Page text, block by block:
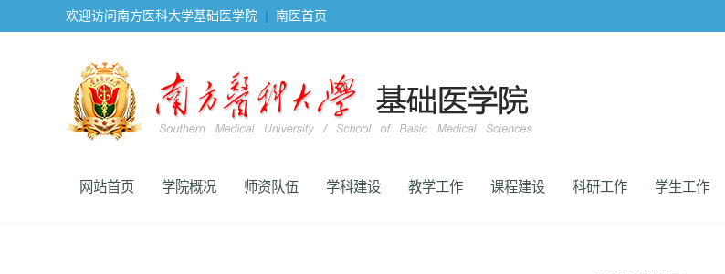
欢迎访问南方医科大学基础医学院 | 南医首页
网站首页 学院概况 师资队伍 学科建设 教学工作 课程建设 科研工作 学生工作